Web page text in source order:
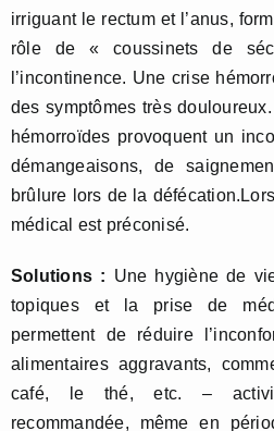
irriguant le rectum et l’anus,
rôle de « coussinets de
l’incontinence. Une crise
des symptômes très
hémorroïdes provoquent un
démangeaisons, de
brûlure lors de la
médical est préconisé.
Solutions : Une hygiène de
topiques et la prise de
permettent de réduire
alimentaires aggravants,
café, le thé, etc. –
recommandée, même en